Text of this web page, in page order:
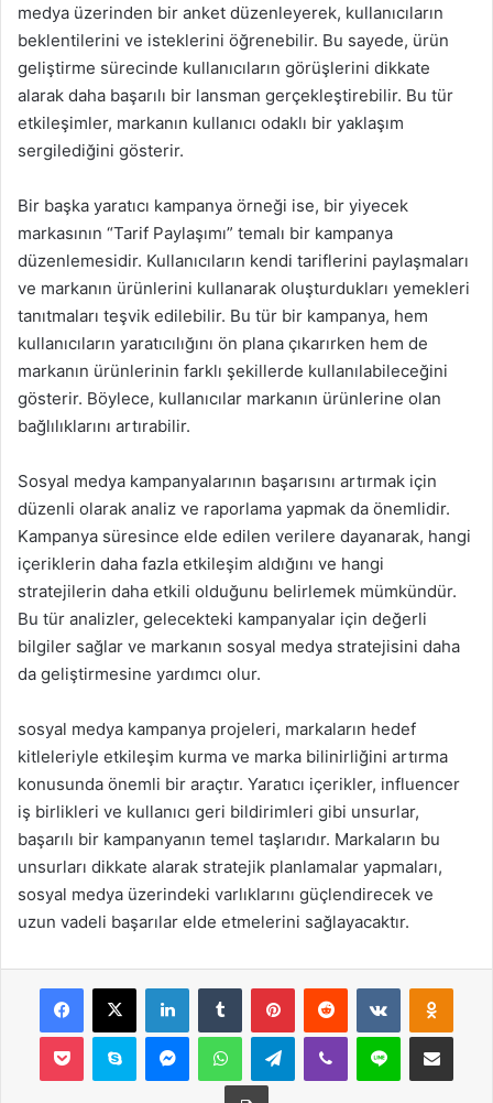
medya üzerinden bir anket düzenleyerek, kullanıcıların
beklentilerini ve isteklerini öğrenebilir. Bu sayede, ürün
geliştirme sürecinde kullanıcıların görüşlerini dikkate
alarak daha başarılı bir lansman gerçekleştirebilir. Bu tür
etkileşimler, markanın kullanıcı odaklı bir yaklaşım
sergilediğini gösterir.
Bir başka yaratıcı kampanya örneği ise, bir yiyecek
markasının “Tarif Paylaşımı” temalı bir kampanya
düzenlemesidir. Kullanıcıların kendi tariflerini paylaşmaları
ve markanın ürünlerini kullanarak oluşturdukları yemekleri
tanıtmaları teşvik edilebilir. Bu tür bir kampanya, hem
kullanıcıların yaratıcılığını ön plana çıkarırken hem de
markanın ürünlerinin farklı şekillerde kullanılabileceğini
gösterir. Böylece, kullanıcılar markanın ürünlerine olan
bağlılıklarını artırabilir.
Sosyal medya kampanyalarının başarısını artırmak için
düzenli olarak analiz ve raporlama yapmak da önemlidir.
Kampanya süresince elde edilen verilere dayanarak, hangi
içeriklerin daha fazla etkileşim aldığını ve hangi
stratejilerin daha etkili olduğunu belirlemek mümkündür.
Bu tür analizler, gelecekteki kampanyalar için değerli
bilgiler sağlar ve markanın sosyal medya stratejisini daha
da geliştirmesine yardımcı olur.
sosyal medya kampanya projeleri, markaların hedef
kitleleriyle etkileşim kurma ve marka bilinirliğini artırma
konusunda önemli bir araçtır. Yaratıcı içerikler, influencer
iş birlikleri ve kullanıcı geri bildirimleri gibi unsurlar,
başarılı bir kampanyanın temel taşlarıdır. Markaların bu
unsurları dikkate alarak stratejik planlamalar yapmaları,
sosyal medya üzerindeki varlıklarını güçlendirecek ve
uzun vadeli başarılar elde etmelerini sağlayacaktır.
Facebook
X LinkedInTumblr PinterestReddit VKontakte
Pocket Skype MessengerWhatsAppTelegramViber Line E-Posta ile
Yazdır